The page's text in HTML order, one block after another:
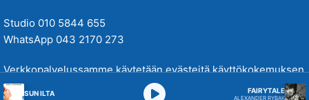
Studio 010 5844 655
WhatsApp 043 2170 273
Verkkopalvelussamme käytetään evästeitä käyttökokemuksen
parantamiseksi. Tutustu tietosuojakäytäntöihimmetäällä.
SUN ILTA FAIRYTALE
ALEXANDER RYBAK